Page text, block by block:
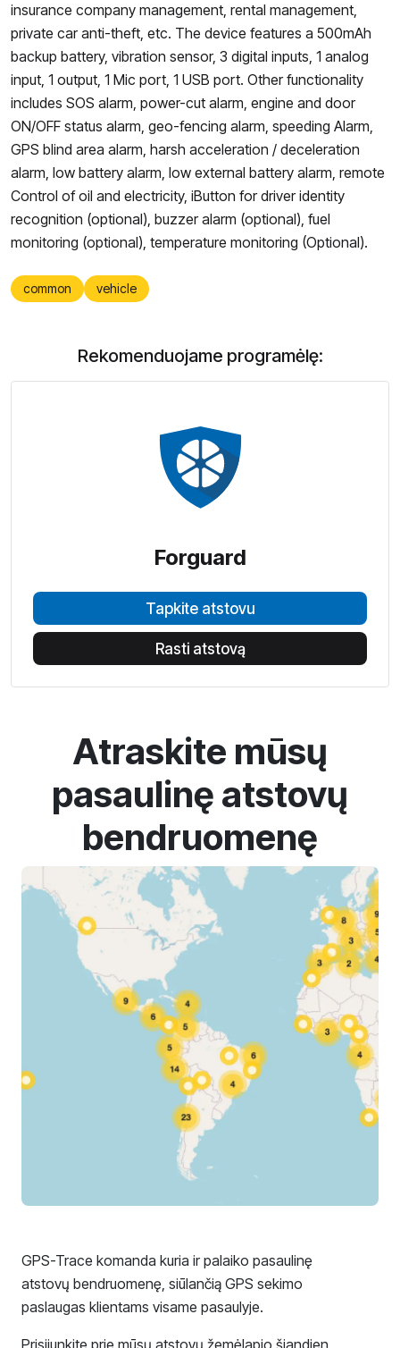
insurance company management, rental management,
private car anti-theft, etc. The device features a 500mAh
backup battery, vibration sensor, 3 digital inputs, 1 analog
input, 1 output, 1 Mic port, 1 USB port. Other functionality
includes SOS alarm, power-cut alarm, engine and door
ON/OFF status alarm, geo-fencing alarm, speeding Alarm,
GPS blind area alarm, harsh acceleration / deceleration
alarm, low battery alarm, low external battery alarm, remote
Control of oil and electricity, iButton for driver identity
recognition (optional), buzzer alarm (optional), fuel
monitoring (optional), temperature monitoring (Optional).
common vehicle
Rekomenduojame programėlę:
Forguard
Tapkite atstovu
Rasti atstovą
Atraskite mūsų
pasaulinę atstovų
bendruomenę
GPS-Trace komanda kuria ir palaiko pasaulinę
atstovų bendruomenę, siūlančią GPS sekimo
paslaugas klientams visame pasaulyje.
Prisijunkite prie mūsų atstovų žemėlapio šiandien,